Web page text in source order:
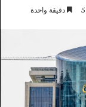
5 دقيقة واحدة